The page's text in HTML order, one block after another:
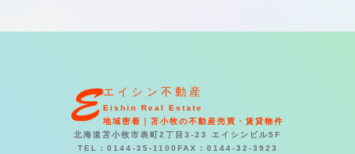
エイシン不動産
Eishin Real Estate
地域密着｜苫小牧の不動産売買・賃貸物件
北海道苫小牧市表町2丁目3-23 エイシンビル5F
TEL：0144-35-1100 FAX：0144-32-3923